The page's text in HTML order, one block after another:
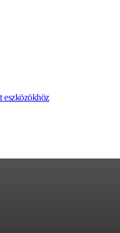
eszközökhöz